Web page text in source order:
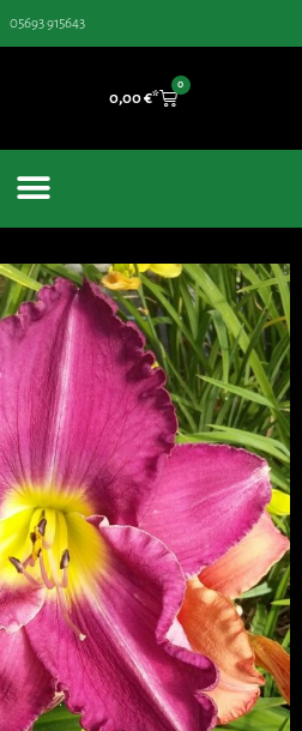
05693 915643
0,00€
0